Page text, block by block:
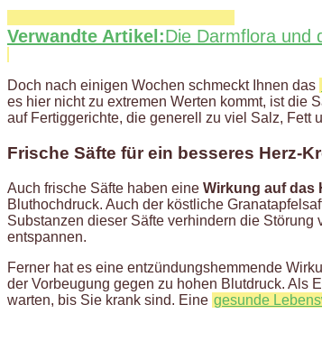
Verwandte Artikel:Die Darmflora und
Doch nach einigen Wochen schmeckt Ihnen das
es hier nicht zu extremen Werten kommt, ist die
auf Fertiggerichte, die generell zu viel Salz, Fett
Frische Säfte für ein besseres Herz-
Auch frische Säfte haben eine Wirkung auf das
Bluthochdruck. Auch der köstliche
Substanzen dieser Säfte verhindern die
entspannen.
Ferner hat es eine entzündungshemmende
der Vorbeugung gegen zu hohen Blutdruck. Als
warten, bis Sie krank sind. Eine gesunde